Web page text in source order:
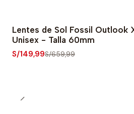
-77% OFF
Lentes de Sol Fossil Outlook
Unisex - Talla 60mm
S/149,99S/659,99